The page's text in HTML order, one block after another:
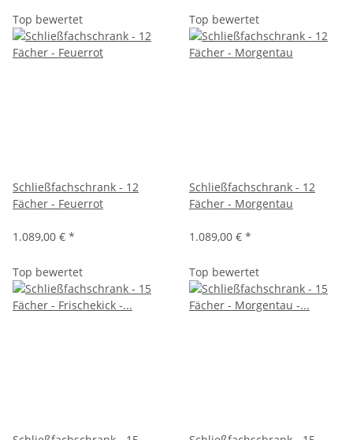
Top bewertet
Schließfachschrank - 12
Fächer - Feuerrot
1.089,00 € *
Top bewertet
Schließfachschrank - 12
Fächer - Morgentau
1.089,00 € *
Top bewertet Top bewertet